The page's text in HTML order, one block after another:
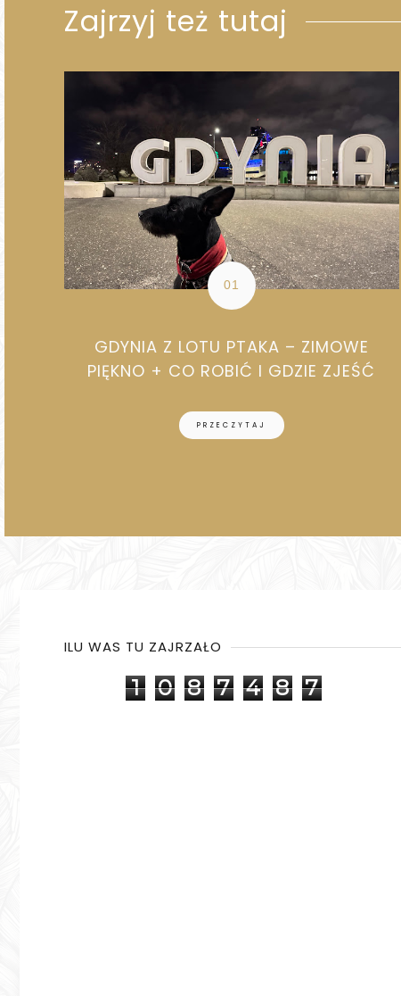
Zajrzyj też tutaj
GDYNIA Z LOTU PTAKA – ZIMOWE
PIĘKNO + CO ROBIĆ I GDZIE ZJEŚĆ
PRZECZYTAJ
ILU WAS TU ZAJRZAŁO
1 0 8 7 4 8 7